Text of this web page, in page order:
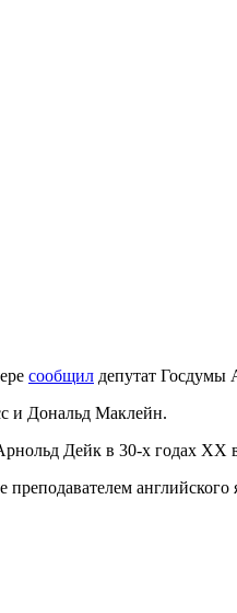
сообщил депутат Госдумы
и Дональд Маклейн.
Дейк в 30-х годах
английского